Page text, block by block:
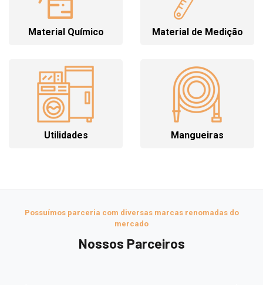
Material Químico Material de Medição
Utilidades Mangueiras
Possuímos parceria com diversas marcas renomadas do
mercado
Nossos Parceiros